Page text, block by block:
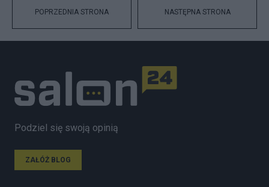
POPRZEDNIA STRONA NASTĘPNA STRONA
Podziel się swoją opinią
ZAŁÓŻ BLOG